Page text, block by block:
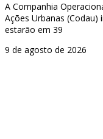
A Companhia
Ações Urbanas
estarão em 39
9 de agosto de 2026